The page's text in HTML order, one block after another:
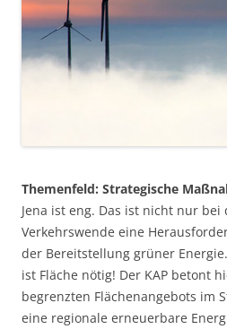
Themenfeld: Strategische
Jena ist eng. Das ist nicht nur
Verkehrswende eine
der Bereitstellung grüner
ist Fläche nötig! Der KAP betont
begrenzten Flächenangebots im
eine regionale erneuerbare